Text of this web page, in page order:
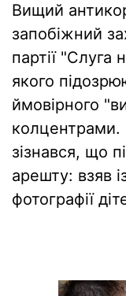
Вищий
запобіжний
партії
якого
ймовірного
колцентрами.
зізнався, що
арешту: взяв
фотографії